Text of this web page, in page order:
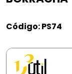
Código: PS74